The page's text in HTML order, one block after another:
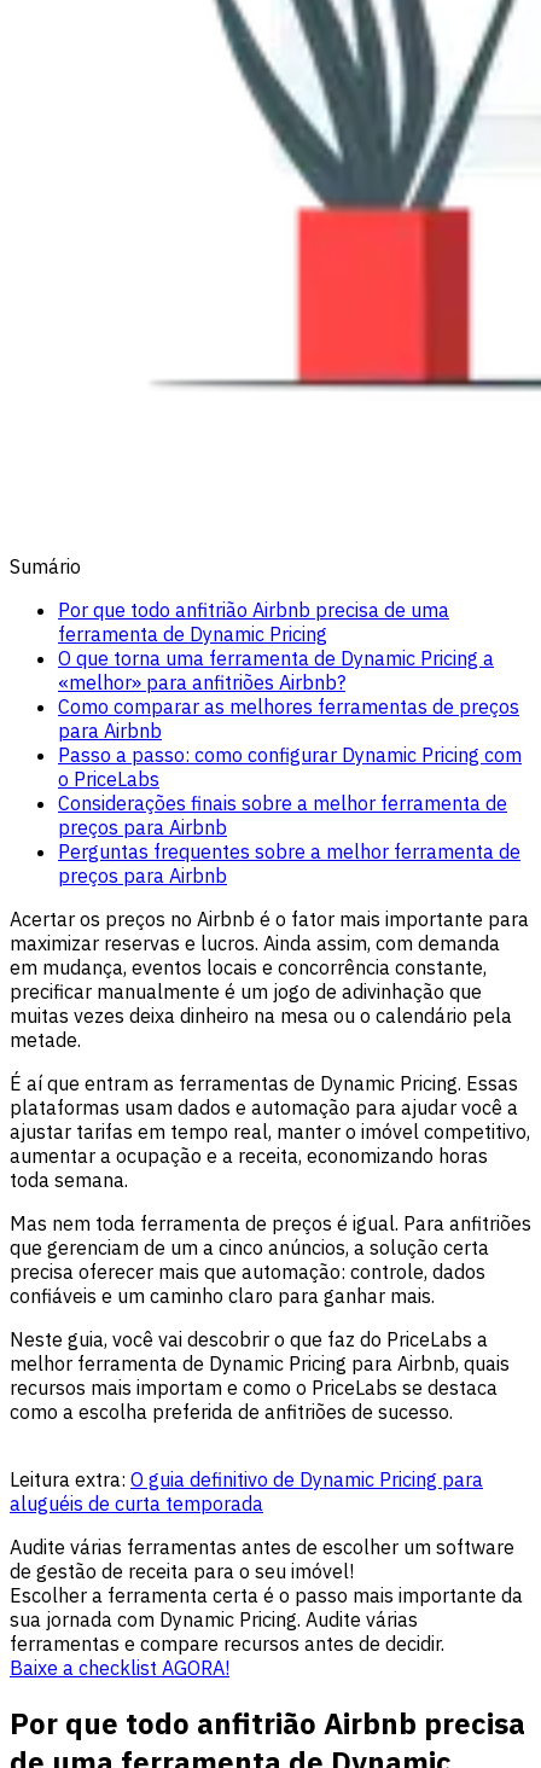
Sumário
Por que todo anfitrião Airbnb precisa de uma
ferramenta de Dynamic Pricing
O que torna uma ferramenta de Dynamic Pricing a
«melhor» para anfitriões Airbnb?
Como comparar as melhores ferramentas de preços
para Airbnb
Passo a passo: como configurar Dynamic Pricing com
o PriceLabs
Considerações finais sobre a melhor ferramenta de
preços para Airbnb
Perguntas frequentes sobre a melhor ferramenta de
preços para Airbnb
Acertar os preços no Airbnb é o fator mais importante para
maximizar reservas e lucros. Ainda assim, com demanda
em mudança, eventos locais e concorrência constante,
precificar manualmente é um jogo de adivinhação que
muitas vezes deixa dinheiro na mesa ou o calendário pela
metade.
É aí que entram as ferramentas de Dynamic Pricing. Essas
plataformas usam dados e automação para ajudar você a
ajustar tarifas em tempo real, manter o imóvel competitivo,
aumentar a ocupação e a receita, economizando horas
toda semana.
Mas nem toda ferramenta de preços é igual. Para anfitriões
que gerenciam de um a cinco anúncios, a solução certa
precisa oferecer mais que automação: controle, dados
confiáveis e um caminho claro para ganhar mais.
Neste guia, você vai descobrir o que faz do PriceLabs a
melhor ferramenta de Dynamic Pricing para Airbnb, quais
recursos mais importam e como o PriceLabs se destaca
como a escolha preferida de anfitriões de sucesso.
Leitura extra: O guia definitivo de Dynamic Pricing para
aluguéis de curta temporada
Audite várias ferramentas antes de escolher um software
de gestão de receita para o seu imóvel!
Escolher a ferramenta certa é o passo mais importante da
sua jornada com Dynamic Pricing. Audite várias
ferramentas e compare recursos antes de decidir.
Baixe a checklist AGORA!
Por que todo anfitrião Airbnb precisa